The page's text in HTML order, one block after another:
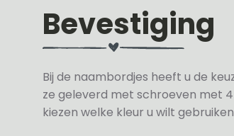
Bevestiging
Bij de naambordjes heeft u de
ze geleverd met schroeven met
kiezen welke kleur u wilt